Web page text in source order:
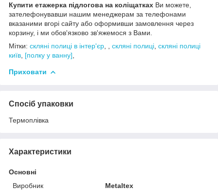
Купити етажерка підлогова на коліщатках Ви можете,
зателефонувавши нашим менеджерам за телефонами
вказаними вгорі сайту або оформивши замовлення через
корзину, і ми обов'язково зв'яжемося з Вами.
Мітки: скляні полиці в інтер'єр скляні полиці скляні полиці
київ [полку у ванну]
Приховати
Спосіб упаковки
Термоплівка
Характеристики
Основні
Виробник
Metaltex